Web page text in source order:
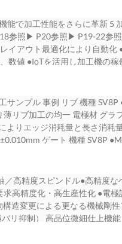
C 名1910〈IP〉 この印刷
更することがありますのでご
、監視カメラシステム、衛星
装置、ネットワークセキュ
. . . . . . . . . . . . . . . . . . . . . . 7 11.
は、最先端の環境技術と優 25
レーション、その他 4. ライン
15 目指します。 パワーモジ
. . . . . . . . . . . . . . . . . . . . . . . . . . .
. . . . 29 家庭電器 6. 加工サンプル. .
. . . . . . . . . . . . . . . . . . . . . . . . . . . .
プ式給湯暖房システム、冷蔵
光ランプ、照明器具、圧縮 7.
導入の準備／注意 . . . . . . . . . . . . . .
. . . . . . . . . . . . . . . . . . . . . . . . . . . .
付定盤 寸法図 ※上図定盤は
属される場合は上図定盤図と
ン） 排気 吸気 フィルタ（2
口 加工液供給装置 電源 引込
操作盤 5mm φ140 φ100
仕様です。 精度保証形状 C
注1） 付属される場合は上
条件によります。 SKD11
、 型式 SV8PM SV12PM 3R
×2140 1725×2070※×2420
極許容質量 10（SV8P） 80
400×300×300 回転
間距離 [mm] 150-400 200-
○ ○最大電極質量 [kg] 25 80
のMacro JrとEROWA
） [mm] 800×520×300
400 MACRO Combi ITS
電極寸法 54×54×200 [mm]工
能で加工性能をさらに革新 5
参照▶ P20参照▶ P19-22参
イアウト最適化により自動化
数値 ●IoTを活用し加工機の
いたい 入力だけでプログラ
IDPMの進化により、グラ
ッチで呼び出し アクション
ート 装備。環境温度変化と
ら加工までのナビゲーショ
ト も確認可能 現。電極製造
●薄型液晶手元操作箱で段取
をエラーレスで検索 調整バ
化。 消耗品の使用時間・交換
三面自動昇降加工槽 ダッ
した深さ自動認識・判別機
らさ 安定 不安定 ●加工機画
サンプル 事例 リブ 機種
リブ加工の均一 電極材 グラ
よりエッジ消耗量と長さ消耗
ゲート 機種 SV8P
ンプ制御により、スラッジ排
30％短縮） 加工精度
とサーボ安定制御により加工
） ●狭ギャップ回路によ
さ Rz0.6μm/Ra0.08μm Rを
新規搭載の安定化 工作物 鋼
／高精度スピンドル●高精度
高精度化・高生産性化 ●電
造変更による更なる機械剛
リ抑制） 高品位微細仕上機